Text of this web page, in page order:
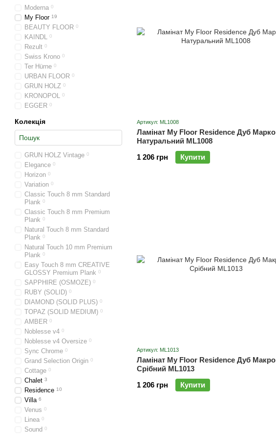
Артикул: ML1008
Ламінат My Floor Residence Дуб Марко
Натуральний ML1008
1 206 грн
Купити
Артикул: ML1013
Ламінат My Floor Residence Дуб Макро
Срібний ML1013
1 206 грн
Купити
Moderna 0
My Floor 19
BEAUTY FLOOR 0
KAINDL 0
Rezult 0
Swiss Krono 0
Ter Hürne 0
URBAN FLOOR 0
GRUN HOLZ 0
KRONOPOL 0
EGGER 0
Колекція
GRUN HOLZ Vintage 0
Elegance 0
Horizon 0
Variation 0
Classic Touch 8 mm Standard
Plank 0
Classic Touch 8 mm Premium
Plank 0
Natural Touch 8 mm Standard
Plank 0
Natural Touch 10 mm Premium
Plank 0
Easy Touch 8 mm CREATIVE
GLOSSY Premium Plank 0
SAPPHIRE (OSMOZE) 0
RUBY (SOLID) 0
DIAMOND (SOLID PLUS) 0
TOPAZ (SOLID MEDIUM) 0
AMBER 0
Noblesse v4 0
Noblesse v4 Oversize 0
Sync Chrome 0
Grand Selection Origin 0
Cottage 0
Chalet 3
Residence 10
Villa 6
Venus 0
Linea 0
Sound 0